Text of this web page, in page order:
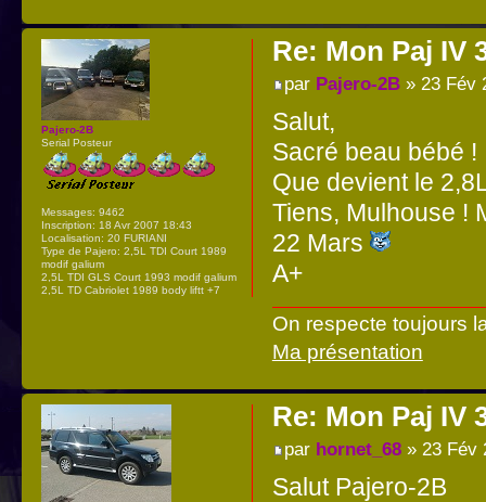
Re: Mon Paj IV
par Pajero-2B» 23 Fév
Salut,
Sacré beau bébé !
Que devient le
Tiens, Mulhouse !
22 Mars
A+
On respecte toujours
Ma présentation
Pajero-2B
Serial Posteur
Messages: 9462
Inscription: 18 Avr 2007 18:43
Localisation: 20 FURIANI
Type de Pajero: 2,5L TDI Court 1989
modif galium
2,5L TDI GLS Court 1993 modif galium
2,5L TD Cabriolet 1989 body liftt +7
Re: Mon Paj IV
par hornet_68» 23 Fév
Salut Pajero-2B